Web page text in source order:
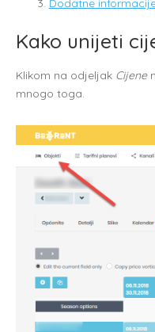
Dodatne
Kako unijeti
Klikom na odjeljak Cijene
mnogo toga.